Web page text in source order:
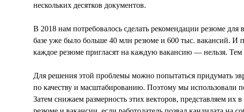
нескольких десятков документов.
В 2018 нам потребовалось сделать рекомендации резюме
базе уже было больше 40 млн резюме и 600 тыс. вакансий.
каждое резюме пригласят на каждую вакансию — нельзя.
Для решения этой проблемы можно попытаться придумать
по качеству и масштабированию. Поэтому мы использовали
Затем снижаем размерность этих векторов, представляем